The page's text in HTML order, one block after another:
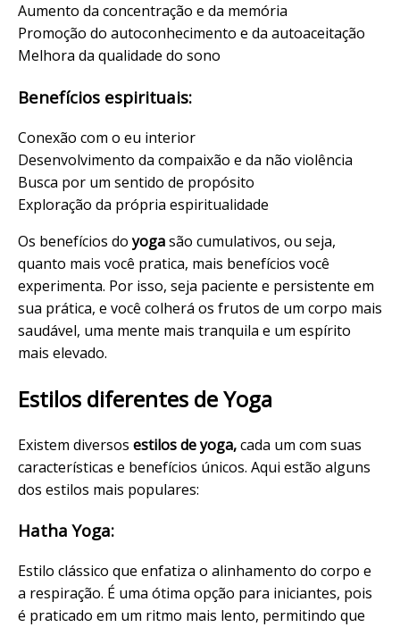
Aumento da concentração e da memória
Promoção do autoconhecimento e da autoaceitação
Melhora da qualidade do sono
Benefícios espirituais:
Conexão com o eu interior
Desenvolvimento da compaixão e da não violência
Busca por um sentido de propósito
Exploração da própria espiritualidade
Os benefícios doyogasão cumulativos, ou seja,
quanto mais você pratica, mais benefícios você
experimenta. Por isso, seja paciente e persistente em
sua prática, e você colherá os frutos de um corpo mais
saudável, uma mente mais tranquila e um espírito
mais elevado.
Estilos diferentes de Yoga
Existem diversos estilos de yoga,cada um com suas
características e benefícios únicos. Aqui estão alguns
dos estilos mais populares:
Hatha Yoga:
Estilo clássico que enfatiza o alinhamento do corpo e
a respiração. É uma ótima opção para iniciantes, pois
é praticado em um ritmo mais lento, permitindo que